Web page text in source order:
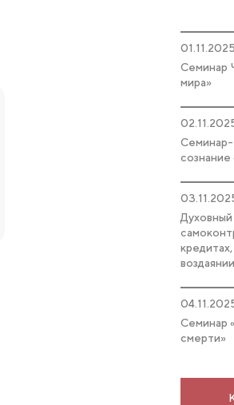
01.11.2025
Семинар
мира»
Семинар-
сознание
Семинар
смерти»